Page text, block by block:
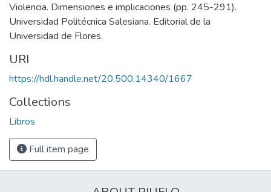
Violencia. Dimensiones e implicaciones (pp. 245-291).
Universidad Politécnica Salesiana. Editorial de la
Universidad de Flores.
URI
https://hdl.handle.net/20.500.14340/1667
Collections
Libros
Full item page